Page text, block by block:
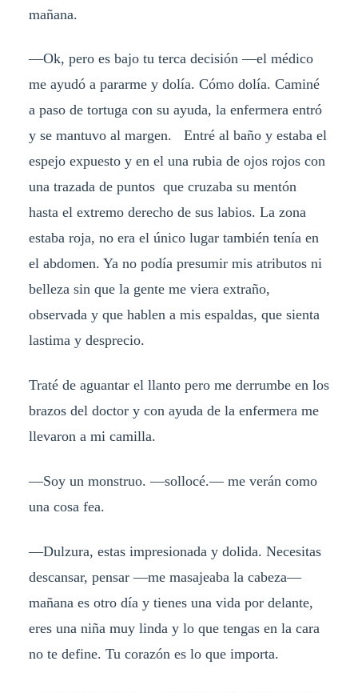
mañana.
—Ok, pero es bajo tu terca decisión —el médico
me ayudó a pararme y dolía. Cómo dolía. Caminé
a paso de tortuga con su ayuda, la enfermera entró
y se mantuvo al margen. Entré al baño y estaba el
espejo expuesto y en el una rubia de ojos rojos con
una trazada de puntos que cruzaba su mentón
hasta el extremo derecho de sus labios. La zona
estaba roja, no era el único lugar también tenía en
el abdomen. Ya no podía presumir mis atributos ni
belleza sin que la gente me viera extraño,
observada y que hablen a mis espaldas, que sienta
lastima y desprecio.
Traté de aguantar el llanto pero me derrumbe en los
brazos del doctor y con ayuda de la enfermera me
llevaron a mi camilla.
—Soy un monstruo. —sollocé.— me verán como
una cosa fea.
—Dulzura, estas impresionada y dolida. Necesitas
descansar, pensar —me masajeaba la cabeza—
mañana es otro día y tienes una vida por delante,
eres una niña muy linda y lo que tengas en la cara
no te define. Tu corazón es lo que importa.